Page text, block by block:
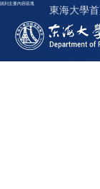
跳到主要內容區塊
東海大學
東海大學logo